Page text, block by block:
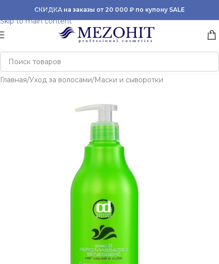
Skip to navigation
Skip to main content
СКИДКА на заказы от 20 000 ₽ по купону SALE
Главная/Уход за волосами/Маски и сыворотки